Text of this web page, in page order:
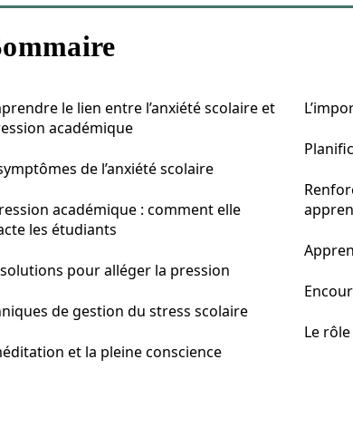
le lien entre l’anxiété scolaire et
académique
de l’anxiété scolaire
académique : comment elle
les étudiants
pour alléger la pression
de gestion du stress scolaire
et la pleine conscience
Le